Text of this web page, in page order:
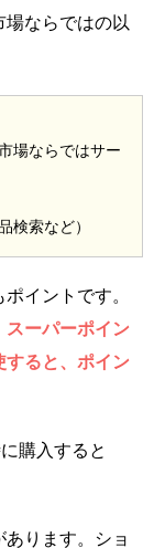
ならではの以
場ならではサー
検索など）
イントです。
スーパーポイン
すると、ポイン
購入すると
ります。ショ